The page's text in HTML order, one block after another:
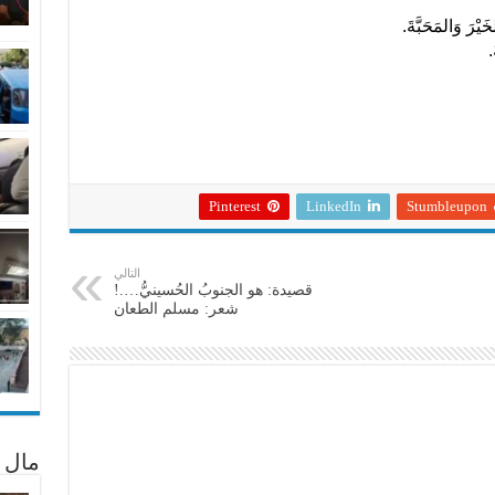
وَالمَحَبَّةَ.
Stumbleupon
LinkedIn
Pinterest
التالي
قصيدة: هو الجنوبُ الحُسينيُّ….!
شعر: مسلم الطعان